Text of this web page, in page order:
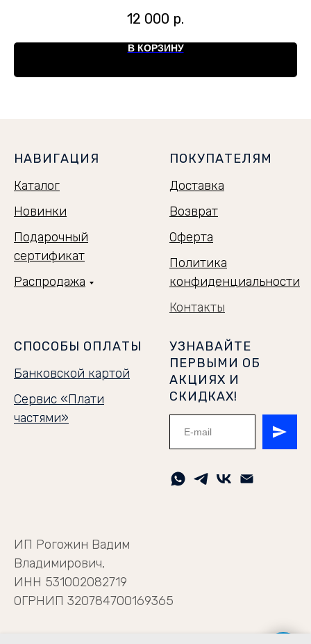
12 000 р.
В КОРЗИНУ
НАВИГАЦИЯ
Каталог
Новинки
Подарочный
сертификат
Распродажа
ПОКУПАТЕЛЯМ
Доставка
Возврат
Оферта
Политика
конфиденциальности
Контакты
СПОСОБЫ ОПЛАТЫ
Банковской картой
Сервис «Плати
частями»
УЗНАВАЙТЕ
ПЕРВЫМИ ОБ
АКЦИЯХ И
СКИДКАХ!
ИП Рогожин Вадим
Владимирович,
ИНН 531002082719
ОГРНИП 320784700169365